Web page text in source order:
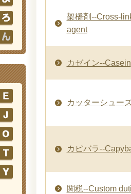
架橋剤--Cross-
agent
カゼイン--Casein
カッターシュー
カピバラ--
関税--Custom